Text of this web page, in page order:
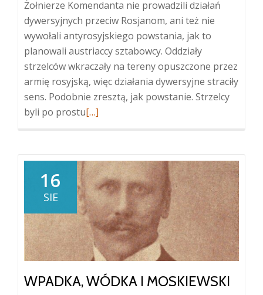
Żołnierze Komendanta nie prowadzili działań
dywersyjnych przeciw Rosjanom, ani też nie
wywołali antyrosyjskiego powstania, jak to
planowali austriaccy sztabowcy. Oddziały
strzelców wkraczały na tereny opuszczone przez
armię rosyjską, więc działania dywersyjne straciły
sens. Podobnie zresztą, jak powstanie. Strzelcy
byli po prostuWięcej
dzień
życiu
Józefa
Piłsudskiego
[…]
16
SIE
WPADKA, WÓDKA I MOSKIEWSKI